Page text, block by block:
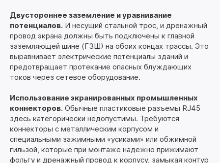
Двустороннее заземление и уравнивание
потенциалов. И несущий стальной трос, и дренажный
провод экрана должны быть подключены к главной
заземляющей шине (ГЗШ) на обоих концах трассы. Это
выравнивает электрические потенциалы зданий и
предотвращает протекание опасных блуждающих
токов через сетевое оборудование.
Использование экранированных промышленных
коннекторов. Обычные пластиковые разъемы RJ45
здесь категорически недопустимы. Требуются
коннекторы с металлическим корпусом и
специальными зажимными «усиками» или обжимной
гильзой, которые при монтаже надежно прижимают
фольгу и дренажный провод к корпусу, замыкая контур